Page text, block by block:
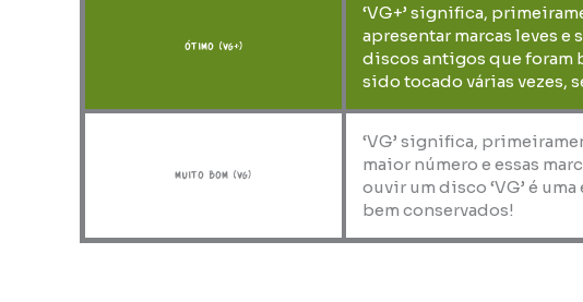
ótimo (VG+)
‘VG+’ significa,
apresentar marcas leves
discos antigos que foram
sido tocado várias vezes,
muito bom (VG)
‘VG’ significa,
maior número e essas
ouvir um disco ‘VG’ é
bem conservados!